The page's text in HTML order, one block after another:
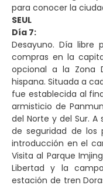
para conocer la
SEUL
Día 7:
Desayuno. Día libre
compras en la
opcional a la Zona
hispana. Situada a
fue establecida al
armisticio de
del Norte y del Sur.
de seguridad de los
introducción en el
Visita al Parque
Libertad y la
estación de tren